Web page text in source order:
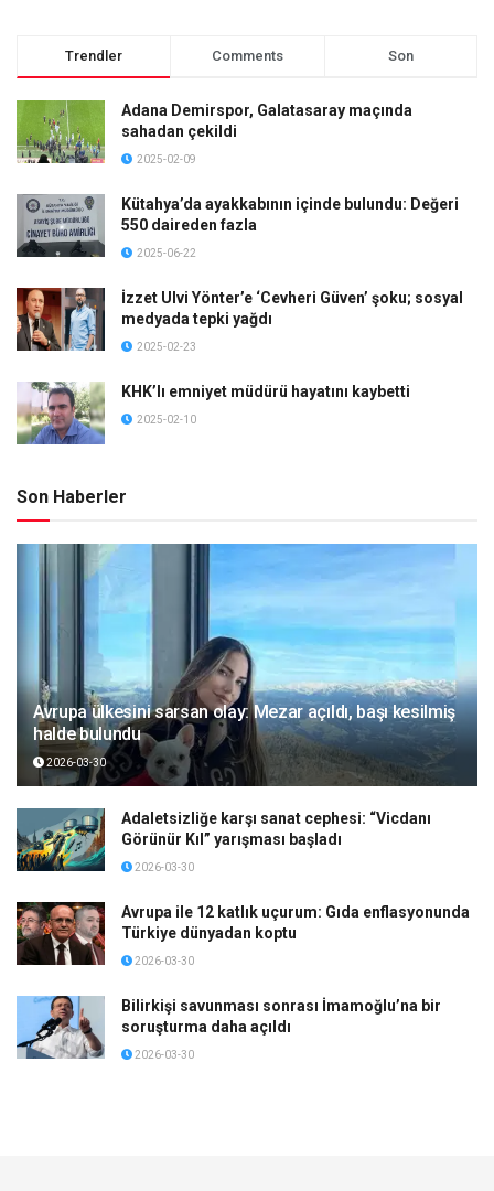
Trendler Comments Son
Adana Demirspor, Galatasaray maçında
sahadan çekildi
2025-02-09
Kütahya’da ayakkabının içinde bulundu: Değeri
550 daireden fazla
2025-06-22
İzzet Ulvi Yönter’e ‘Cevheri Güven’ şoku; sosyal
medyada tepki yağdı
2025-02-23
KHK’lı emniyet müdürü hayatını kaybetti
2025-02-10
Son Haberler
Avrupa ülkesini sarsan olay: Mezar açıldı, başı kesilmiş
halde bulundu
2026-03-30
Adaletsizliğe karşı sanat cephesi: “Vicdanı
Görünür Kıl” yarışması başladı
2026-03-30
Avrupa ile 12 katlık uçurum: Gıda enflasyonunda
Türkiye dünyadan koptu
2026-03-30
Bilirkişi savunması sonrası İmamoğlu’na bir
soruşturma daha açıldı
2026-03-30